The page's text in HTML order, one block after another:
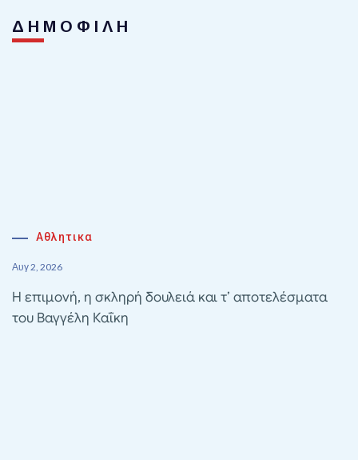
ΔΗΜΟΦΙΛΗ
Αθλητικα
Αυγ 2, 2026
Η επιμονή, η σκληρή δουλειά και τ’ αποτελέσματα
του Βαγγέλη Καΐκη